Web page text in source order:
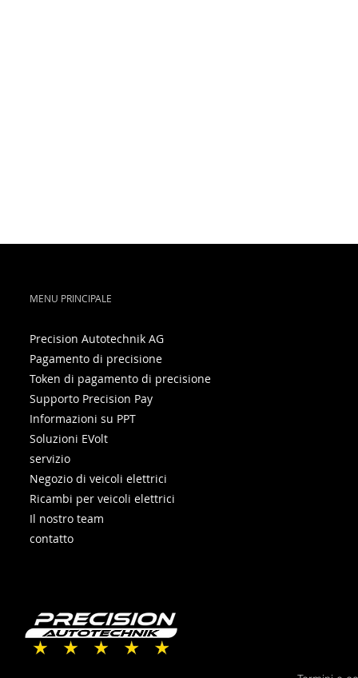
MENU PRINCIPALE
Precision Autotechnik AG
Pagamento di precisione
Token di pagamento di precisione
Supporto Precision Pay
Informazioni su PPT
Soluzioni EVolt
servizio
Negozio di veicoli elettrici
Ricambi per veicoli elettrici
Il nostro team
contatto